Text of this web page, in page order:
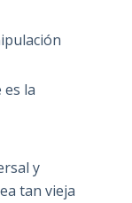
es la
y
tan vieja